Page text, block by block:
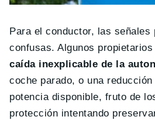
Para el conductor, las señales
confusas. Algunos
caída inexplicable de la
coche parado, o una
potencia disponible, fruto de
protección intentando